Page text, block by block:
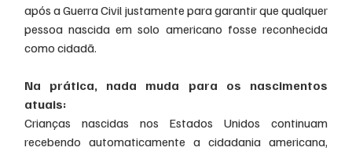
após a Guerra Civil justamente para garantir que qualquer
pessoa nascida em solo americano fosse reconhecida
como cidadã.
Na prática, nada muda para os nascimentos
atuais:
Crianças nascidas nos Estados Unidos continuam
recebendo automaticamente a cidadania americana,